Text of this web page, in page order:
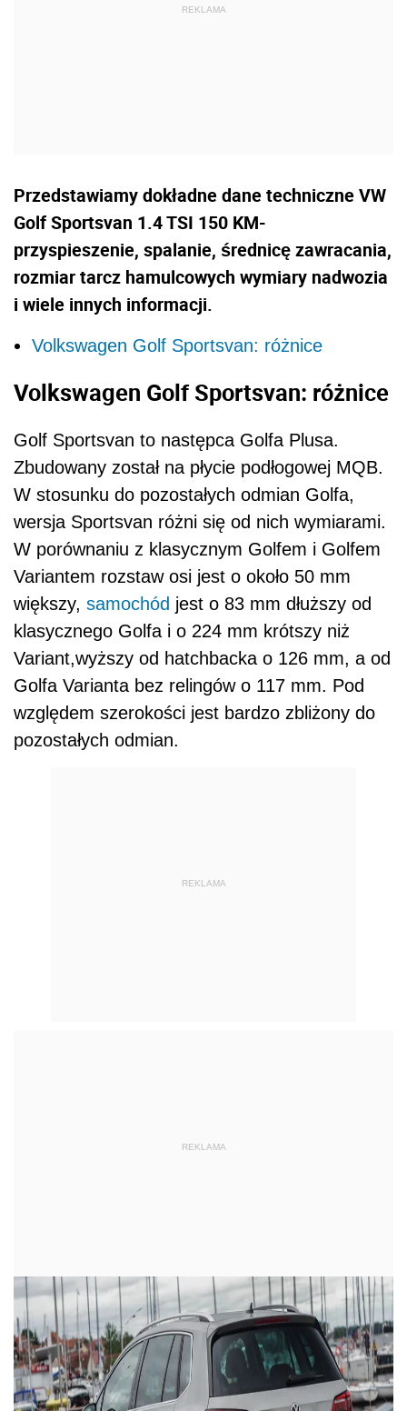
Przedstawiamy dokładne dane techniczne VW
Golf Sportsvan 1.4 TSI 150 KM-
przyspieszenie, spalanie, średnicę zawracania,
rozmiar tarcz hamulcowych wymiary nadwozia
i wiele innych informacji.
Volkswagen Golf Sportsvan: różnice
Volkswagen Golf Sportsvan: różnice
Golf Sportsvan to następca Golfa Plusa.
Zbudowany został na płycie podłogowej MQB.
W stosunku do pozostałych odmian Golfa,
wersja Sportsvan różni się od nich wymiarami.
W porównaniu z klasycznym Golfem i Golfem
Variantem rozstaw osi jest o około 50 mm
większy, samochód jest o 83 mm dłuższy od
klasycznego Golfa i o 224 mm krótszy niż
Variant,wyższy od hatchbacka o 126 mm, a od
Golfa Varianta bez relingów o 117 mm. Pod
względem szerokości jest bardzo zbliżony do
pozostałych odmian.
REKLAMA
REKLAMA